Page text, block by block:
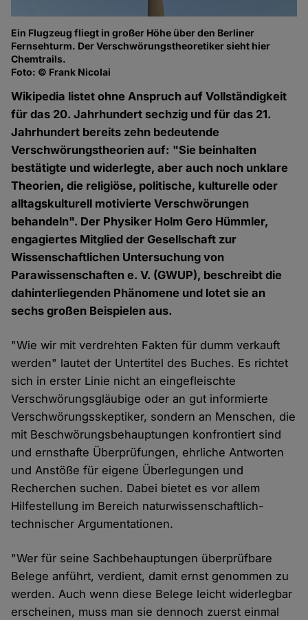
Ein Flugzeug fliegt in großer Höhe über den Berliner
Fernsehturm. Der Verschwörungstheoretiker sieht hier
Chemtrails.
Foto: © Frank Nicolai
Wikipedia listet ohne Anspruch auf Vollständigkeit
für das 20. Jahrhundert sechzig und für das 21.
Jahrhundert bereits zehn bedeutende
Verschwörungstheorien auf: "Sie beinhalten
bestätigte und widerlegte, aber auch noch unklare
Theorien, die religiöse, politische, kulturelle oder
alltagskulturell motivierte Verschwörungen
behandeln". Der Physiker Holm Gero Hümmler,
engagiertes Mitglied der Gesellschaft zur
Wissenschaftlichen Untersuchung von
Parawissenschaften e. V. (GWUP), beschreibt die
dahinterliegenden Phänomene und lotet sie an
sechs großen Beispielen aus.
"Wie wir mit verdrehten Fakten für dumm verkauft
werden" lautet der Untertitel des Buches. Es richtet
sich in erster Linie nicht an eingefleischte
Verschwörungsgläubige oder an gut informierte
Verschwörungsskeptiker, sondern an Menschen, die
mit Beschwörungsbehauptungen konfrontiert sind
und ernsthafte Überprüfungen, ehrliche Antworten
und Anstöße für eigene Überlegungen und
Recherchen suchen. Dabei bietet es vor allem
Hilfestellung im Bereich naturwissenschaftlich-
technischer Argumentationen.
"Wer für seine Sachbehauptungen überprüfbare
Belege anführt, verdient, damit ernst genommen zu
werden. Auch wenn diese Belege leicht widerlegbar
erscheinen, muss man sie dennoch zuerst einmal